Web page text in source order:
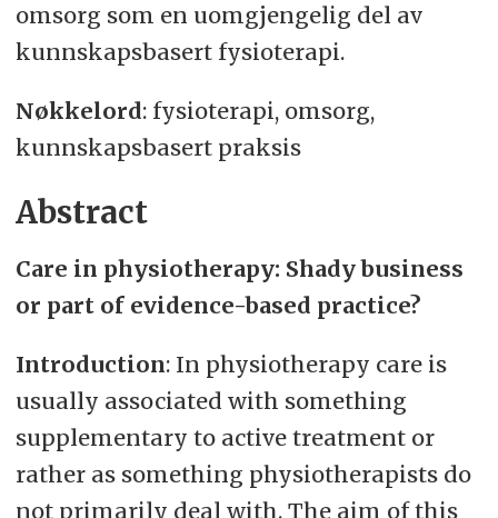
omsorg som en uomgjengelig del av
kunnskapsbasert fysioterapi.
Nøkkelord: fysioterapi, omsorg,
kunnskapsbasert praksis
Abstract
Care in physiotherapy: Shady business
or part of evidence-based practice?
Introduction: In physiotherapy care is
usually associated with something
supplementary to active treatment or
rather as something physiotherapists do
not primarily deal with. The aim of this